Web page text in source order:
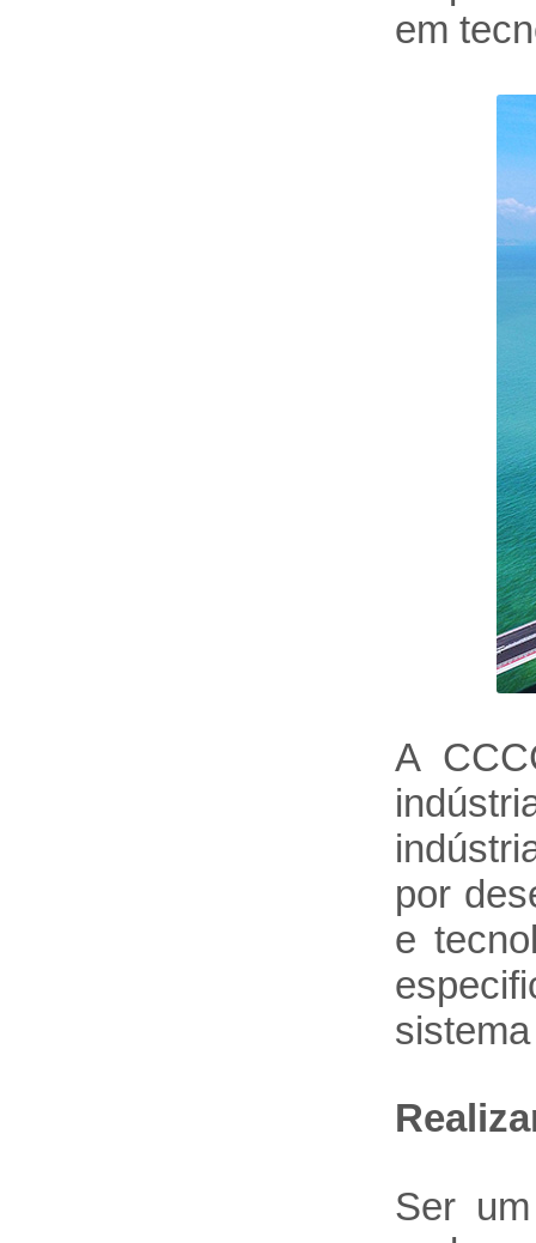
em
A
por
e
Ser